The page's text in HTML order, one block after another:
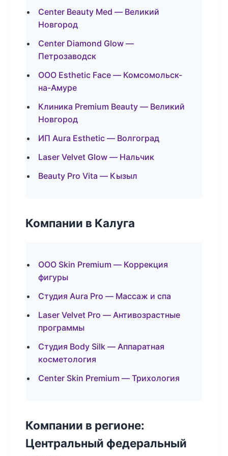
Center Beauty Med — Великий
Новгород
Center Diamond Glow —
Петрозаводск
ООО Esthetic Face — Комсомольск-
на-Амуре
Клиника Premium Beauty — Великий
Новгород
ИП Aura Esthetic — Волгоград
Laser Velvet Glow — Нальчик
Beauty Pro Vita — Кызыл
Компании в Калуга
ООО Skin Premium — Коррекция
фигуры
Студия Aura Pro — Массаж и спа
Laser Velvet Pro — Антивозрастные
программы
Студия Body Silk — Аппаратная
косметология
Center Skin Premium — Трихология
Компании в регионе:
Центральный федеральный